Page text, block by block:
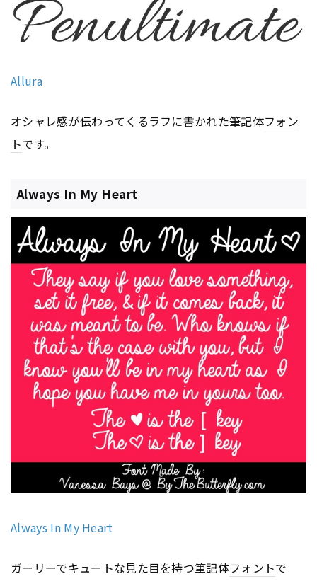
Allura
オシャレ感が伝わってくるラフに書かれた筆記体フォン
トです。
Always In My Heart
Always In My Heart
ガーリーでキュートな見た目を持つ筆記体フォントで